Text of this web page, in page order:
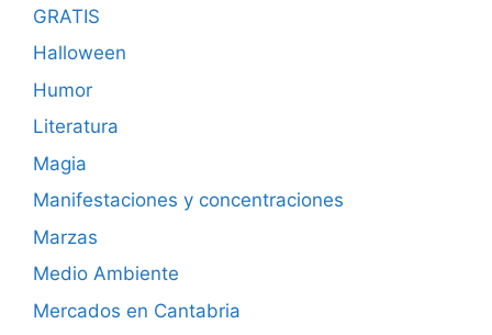
GRATIS
Halloween
Humor
Literatura
Magia
Manifestaciones y concentraciones
Marzas
Medio Ambiente
Mercados en Cantabria